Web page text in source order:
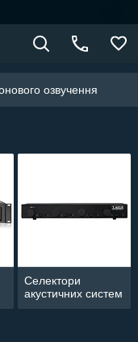
озвучення
Селектори
акустичних систем